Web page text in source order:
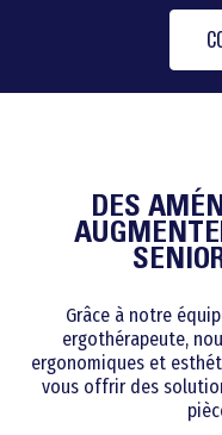
DES
Grâce à notre
ergothérapeute,
ergonomiques et
vous offrir des